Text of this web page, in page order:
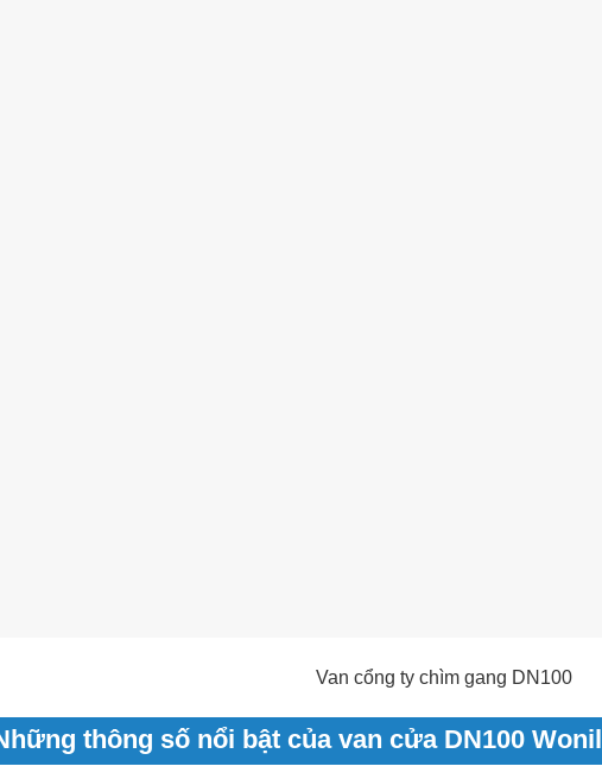
Van cổng ty chìm gang DN100
thông số nổi bật của van cửa DN100 Wonil